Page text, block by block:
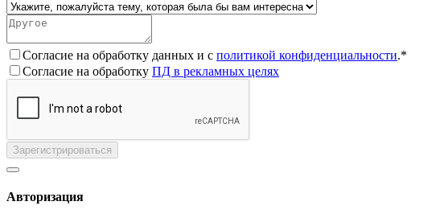
Согласие на обработку данных и с политикой конфиденциальности.*
Согласие на обработку ПД в рекламных целях
Зарегистрироваться
Авторизация